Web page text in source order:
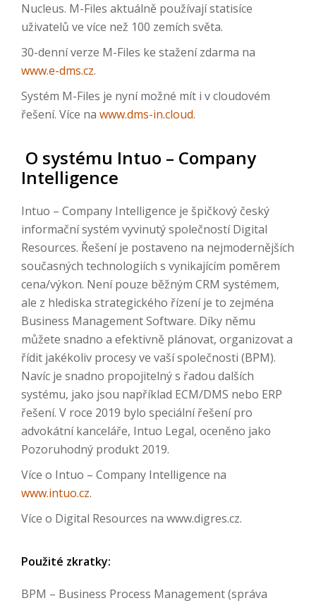
Nucleus. M-Files aktuálně používají statisíce
uživatelů ve více než 100 zemích světa.
30-denní verze M-Files ke stažení zdarma na
www.e-dms.cz.
Systém M-Files je nyní možné mít i v cloudovém
řešení. Více na www.dms-in.cloud.
O systému Intuo – Company
Intelligence
Intuo – Company Intelligence je špičkový český
informační systém vyvinutý společností Digital
Resources. Řešení je postaveno na nejmodernějších
současných technologiích s vynikajícím poměrem
cena/výkon. Není pouze běžným CRM systémem,
ale z hlediska strategického řízení je to zejména
Business Management Software. Díky němu
můžete snadno a efektivně plánovat, organizovat a
řídit jakékoliv procesy ve vaší společnosti (BPM).
Navíc je snadno propojitelný s řadou dalších
systému, jako jsou například ECM/DMS nebo ERP
řešení. V roce 2019 bylo speciální řešení pro
advokátní kanceláře, Intuo Legal, oceněno jako
Pozoruhodný produkt 2019.
Více o Intuo – Company Intelligence na
www.intuo.cz.
Více o Digital Resources na www.digres.cz.
Použité zkratky:
BPM – Business Process Management (správa